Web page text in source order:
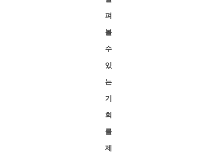
펴
볼
수
있
는
기
회
를
제